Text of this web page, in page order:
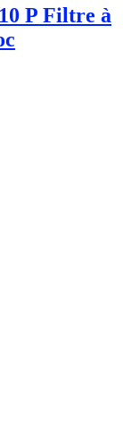
P Filtre à